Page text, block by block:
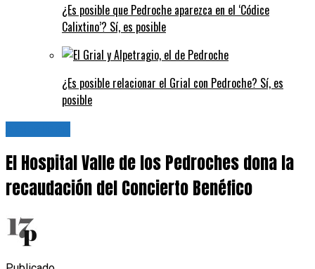
¿Es posible que Pedroche aparezca en el ‘Códice
Calixtino’? Sí, es posible
¿Es posible relacionar el Grial con Pedroche? Sí, es
posible
El Hospital Valle de los Pedroches dona la
recaudación del Concierto Benéfico